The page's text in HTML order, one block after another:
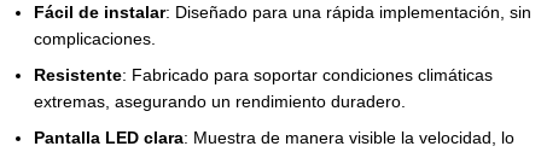
Fácil de instalar: Diseñado para una rápida implementación, sin
complicaciones.
Resistente: Fabricado para soportar condiciones climáticas
extremas, asegurando un rendimiento duradero.
Pantalla LED clara: Muestra de manera visible la velocidad, lo